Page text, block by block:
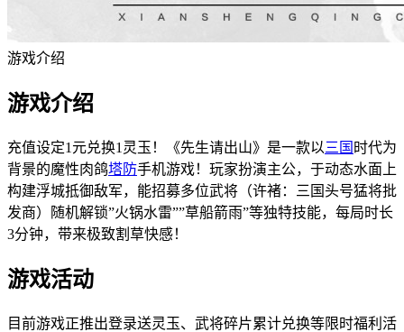
游戏介绍
游戏介绍
充值设定1元兑换1灵玉！《先生请出山》是一款以三国 时代为
背景的魔性肉鸽塔防手机游戏！玩家扮演主公，于动态水面上
构建浮城抵御敌军，能招募多位武将（许褚：三国头号猛将批
发商）随机解锁”火锅水雷””草船箭雨”等独特技能，每局时长
3分钟，带来极致割草快感！
游戏活动
目前游戏正推出登录送灵玉、武将碎片累计兑换等限时福利活